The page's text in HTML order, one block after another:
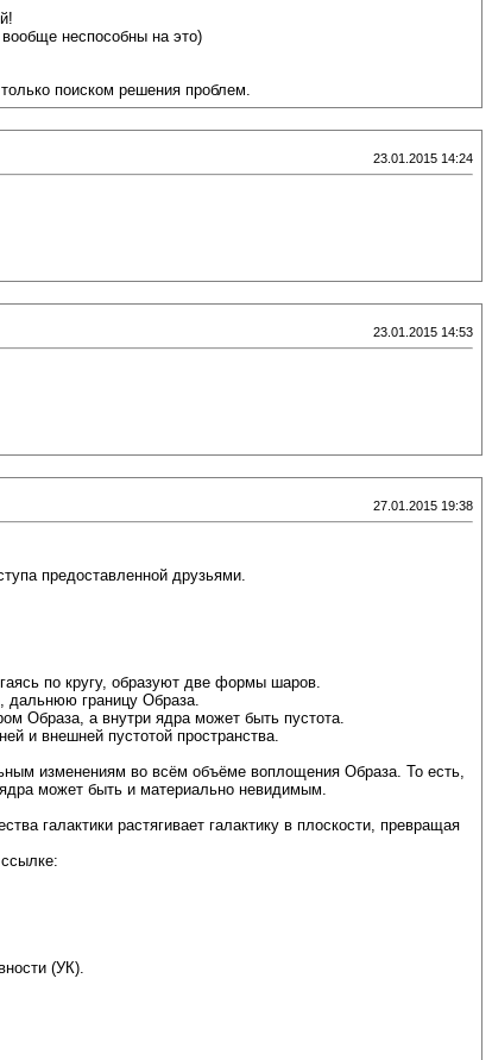
неспособны на это)
поиском решения проблем.
23.01.2015 14:24
23.01.2015 14:53
27.01.2015 19:38
предоставленной друзьями.
по кругу, образуют две формы шаров.
дальнюю границу Образа.
Образа, а внутри ядра может быть пустота.
и внешней пустотой пространства.
изменениям во всём объёме воплощения Образа. То есть,
может быть и материально невидимым.
галактики растягивает галактику в плоскости, превращая
(УК).